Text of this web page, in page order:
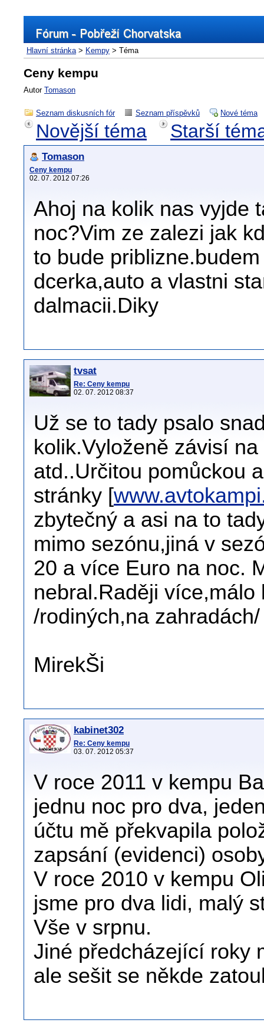
Hlavní stránka> Kempy > Téma
Ceny kempu
Autor Tomason
Seznam diskusních fór Seznam příspěvků Nové téma
Novější téma Starší
Tomason
Ceny kempu
02. 07. 2012 07:26
Ahoj na kolik nas vyjde
noc?Vim ze zalezi jak
to bude
dcerka,auto a vlastni
dalmacii.Diky
tvsat
Re: Ceny kempu
02. 07. 2012 08:37
Už se to tady psalo
kolik.Vyloženě závisí
atd..Určitou pomůckou
stránky [
zbytečný a asi na to
mimo sezónu,jiná v
20 a více Euro na noc.
nebral.Raději
/rodiných,na
MirekŠi
kabinet302
Re: Ceny kempu
03. 07. 2012 05:37
V roce 2011 v kempu
jednu noc pro dva,
účtu mě překvapila
zapsání (evidenci)
V roce 2010 v kempu
jsme pro dva lidi, malý
Vše v srpnu.
Jiné předcházející roky
ale sešit se někde